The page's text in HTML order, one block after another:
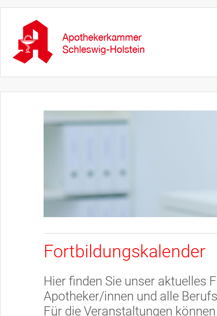
Fortbildungskalender
Hier finden Sie unser aktuelles
Apotheker/innen und alle
Für die Veranstaltungen